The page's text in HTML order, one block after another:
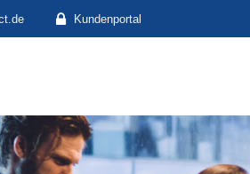
Kundenportal